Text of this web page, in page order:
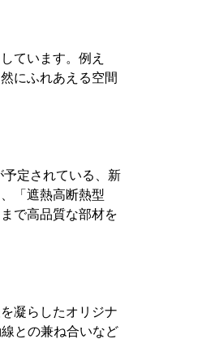
ています。例え
にふれあえる空間
定されている、新
「遮熱高断熱型
で高品質な部材を
凝らしたオリジナ
との兼ね合いなど